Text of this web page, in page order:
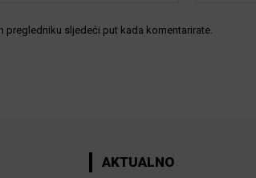
sljedeći put kada komentarirate.
AKTUALNO